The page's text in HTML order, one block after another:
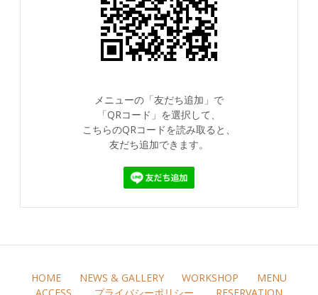
メニューの「友だち追加」で
「QRコード」を選択して、
こちらのQRコードを読み取ると、
友だち追加できます。
HOME NEWS & GALLERY WORKSHOP
MENU